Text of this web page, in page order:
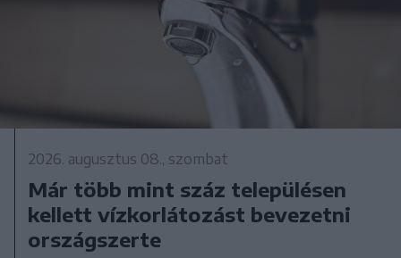
2026. augusztus 08., szombat
Már több mint száz településen
kellett vízkorlátozást bevezetni
országszerte